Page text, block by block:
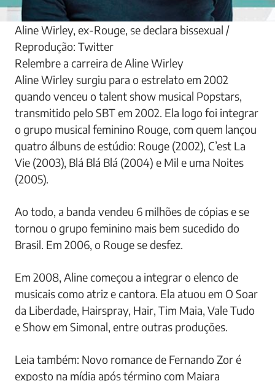
Aline Wirley, ex-Rouge, se declara bissexual /
Reprodução: Twitter
Relembre a carreira de Aline Wirley
Aline Wirley surgiu para o estrelato em 2002
quando venceu o talent show musical Popstars,
transmitido pelo SBT em 2002. Ela logo foi integrar
o grupo musical feminino Rouge, com quem lançou
quatro álbuns de estúdio: Rouge (2002), C’est La
Vie (2003), Blá Blá Blá (2004) e Mil e uma Noites
(2005).
Ao todo, a banda vendeu 6 milhões de cópias e se
tornou o grupo feminino mais bem sucedido do
Brasil. Em 2006, o Rouge se desfez.
Em 2008, Aline começou a integrar o elenco de
musicais como atriz e cantora. Ela atuou em O Soar
da Liberdade, Hairspray, Hair, Tim Maia, Vale Tudo
e Show em Simonal, entre outras produções.
Leia também: Novo romance de Fernando Zor é
exposto na mídia após término com Maiara